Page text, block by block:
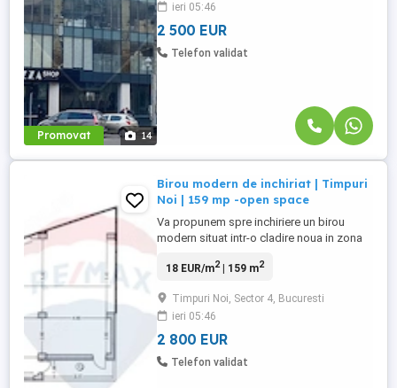
Promovat 14
birou. Proprietatea se află la etajul 4 al
unui imobil nou, ...
ieri 05:46
2 500 EUR
Telefon validat
Birou modern de inchiriat | Timpuri
Noi | 159 mp -open space
Va propunem spre inchiriere un birou
modern situat intr-o cladire noua in zona
Șincai, la doar câțiva pași de stația de
de 159 mp, acest spațiu este ideal pentru
diverse activități de birou. Proprietatea se
află la etajul 3 ...
18 EUR/m2| 159 m2
Timpuri Noi, Sector 4, Bucuresti
ieri 05:46
2 800 EUR
Telefon validat